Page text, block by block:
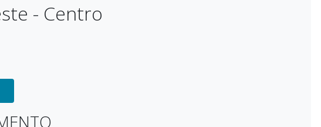
- Centro